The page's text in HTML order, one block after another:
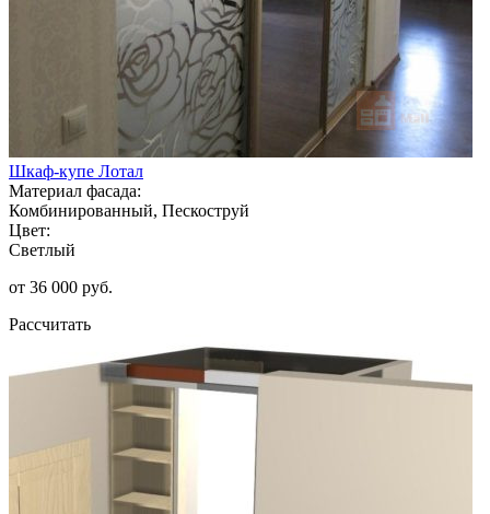
Шкаф-купе Лотал
Материал фасада:
Комбинированный, Пескоструй
Цвет:
Светлый
от 36 000 руб.
Рассчитать